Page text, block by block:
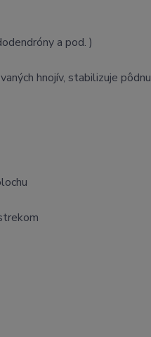
a pod. )
hnojív, stabilizuje pôdnu